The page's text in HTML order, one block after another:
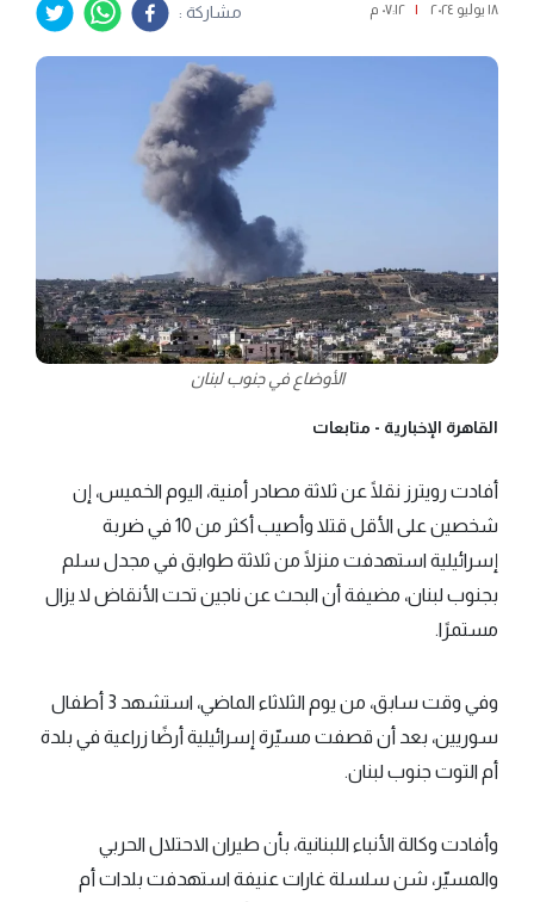
١٨ يوليو ٢٠٢٤ | ٠٧:١٢ م مشاركة :
الأوضاع في جنوب لبنان
القاهرة الإخبارية - متابعات
أفادت رويترز نقلًا عن ثلاثة مصادر أمنية، اليوم الخميس، إن
شخصين على الأقل قتلا وأصيب أكثر من 10 في ضربة
إسرائيلية استهدفت منزلًا من ثلاثة طوابق في مجدل سلم
بجنوب لبنان، مضيفة أن البحث عن ناجين تحت الأنقاض لا يزال
مستمرًا.
وفي وقت سابق، من يوم الثلاثاء الماضي، استشهد 3 أطفال
سوريين، بعد أن قصفت مسيّرة إسرائيلية أرضًا زراعية في بلدة
أم التوت جنوب لبنان.
وأفادت وكالة الأنباء اللبنانية، بأن طيران الاحتلال الحربي
والمسيّر، شن سلسلة غارات عنيفة استهدفت بلدات أم